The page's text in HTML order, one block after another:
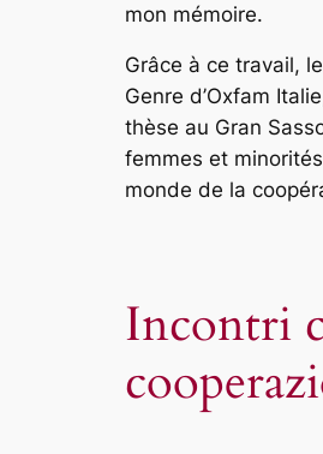
mon mémoire.
Grâce à ce travail,
Genre d’Oxfam
thèse au Gran
femmes et
monde de la
Incontri